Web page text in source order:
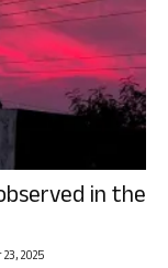
in the
23, 2025